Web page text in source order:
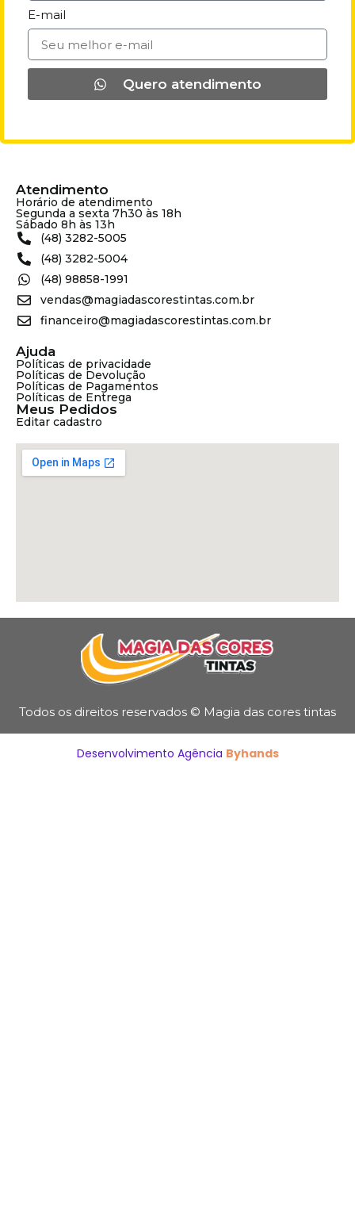
E-mail
Quero atendimento
Atendimento
Horário de atendimento
Segunda a sexta 7h30 às 18h
Sábado 8h às 13h
(48) 3282-5005
(48) 3282-5004
(48) 98858-1991
vendas@magiadascorestintas.com.br
financeiro@magiadascorestintas.com.br
Ajuda
Políticas de privacidade
Políticas de Devolução
Políticas de Pagamentos
Políticas de Entrega
Meus Pedidos
Editar cadastro
Todos os direitos reservados © Magia das cores tintas
Desenvolvimento Agência Byhands